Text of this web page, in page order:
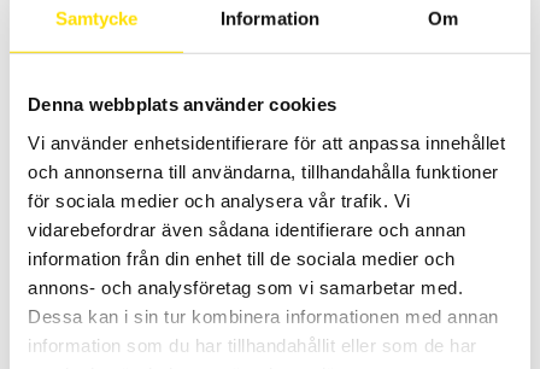
Samtycke Information Om
Denna webbplats använder cookies
Vi använder enhetsidentifierare för att anpassa innehållet
och annonserna till användarna, tillhandahålla funktioner
för sociala medier och analysera vår trafik. Vi
vidarebefordrar även sådana identifierare och annan
information från din enhet till de sociala medier och
annons- och analysföretag som vi samarbetar med.
Dessa kan i sin tur kombinera informationen med annan
information som du har tillhandahållit eller som de har
rulle
Fujifilm High temp Prescale är en tryckkänslig film för engångsbruk,
du kan i en rödskala se hur trycket fördelar sig över ytan.